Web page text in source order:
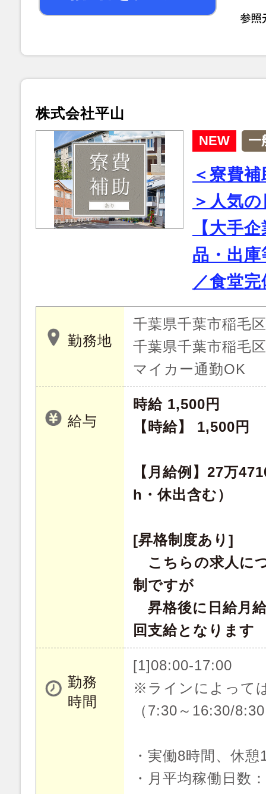
株式会社平山
NEW 一
＜寮費
＞人気
【大手
品・出
／食堂完
勤務地
千葉県千葉市稲毛区
千葉県千葉市稲毛区
マイカー通勤OK
給与
時給 1,500円
【時給】 1,500円
【月給例】27万
h・休出含む）
[昇格制度あり]
こちらの求人に
制ですが
昇格後に日給月
回支給となります
勤務
時間
[1]08:00-17:00
※ラインによって
（7:30～16:30/
・実働8時間、休憩
・月平均稼働日数